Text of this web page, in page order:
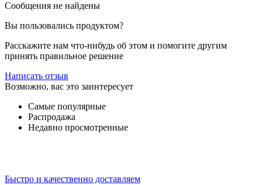
Сообщения не найдены
Вы пользовались продуктом?
Расскажите нам что-нибудь об этом и помогите другим
принять правильное решение
Написать отзыв
Возможно, вас это заинтересует
Самые популярные
Распродажа
Недавно просмотренные
Быстро и качественно доставляем